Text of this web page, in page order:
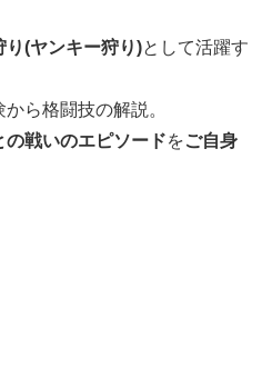
り(ヤンキー狩り)として活躍す
ら格闘技の解説。
の戦いのエピソードをご自身